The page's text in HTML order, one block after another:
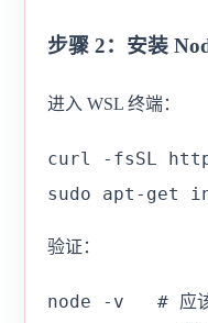
步骤 2：安装
进入 WSL 终端：
curl -fsSL
sudo apt-get
验证：
node -v   # 应